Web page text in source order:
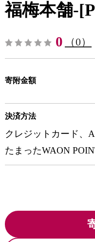
福梅本舗-
0 （0）
寄附金額
決済方法
クレジットカード、
たまったWAON